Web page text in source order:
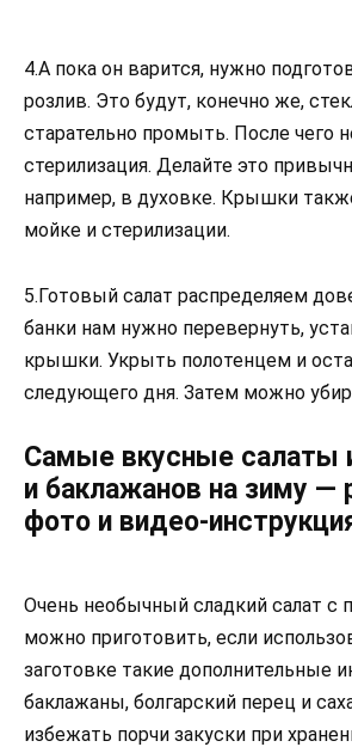
4.А пока он варится, нужно
розлив. Это будут, конечно же,
старательно промыть. После чего
стерилизация. Делайте это
например, в духовке. Крышки
мойке и стерилизации.
5.Готовый салат распределяем
банки нам нужно перевернуть,
крышки. Укрыть полотенцем и
следующего дня. Затем можно
Самые вкусные салаты
и баклажанов на зиму —
фото и видео-
Очень необычный сладкий салат с
можно приготовить, если
заготовке такие дополнительные
баклажаны, болгарский перец и
избежать порчи закуски при